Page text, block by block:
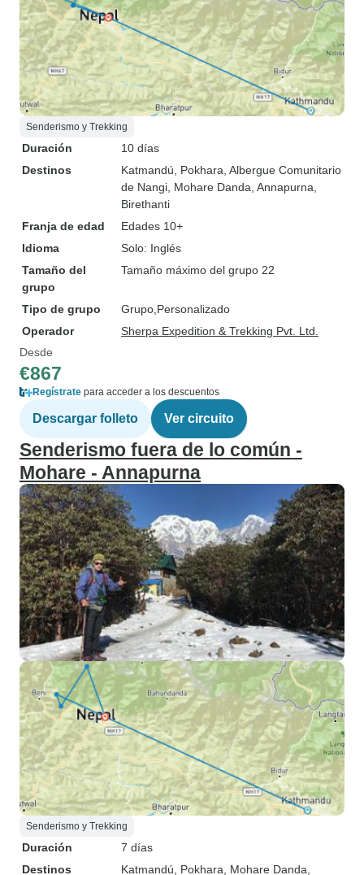
Senderismo y Trekking
Duración
10 días
Destinos
Katmandú , Pokhara , Albergue Comunitario
de Nangi , Mohare Danda , Annapurna
Birethanti
Franja de edad
Edades 10+
Idioma
Solo: Inglés
Tamaño del
grupo
Tamaño máximo del grupo 22
Tipo de grupo Grupo Personalizado
Operador
Sherpa Expedition & Trekking Pvt. Ltd.
Desde
€867
Regístrate para acceder a los descuentos
Descargar folleto Ver circuito
Senderismo fuera de lo común -
Mohare - Annapurna
Senderismo y Trekking
Duración
7 días
Destinos
Katmandú , Pokhara , Mohare Danda